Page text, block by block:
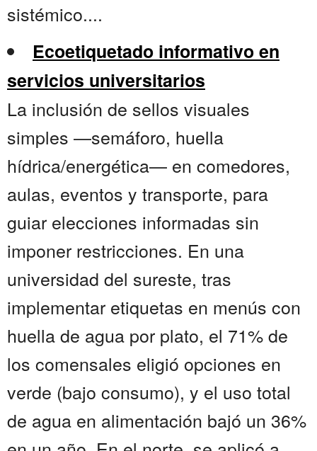
sistémico....
Ecoetiquetado informativo en
servicios universitarios
La inclusión de sellos visuales
simples —semáforo, huella
hídrica/energética— en comedores,
aulas, eventos y transporte, para
guiar elecciones informadas sin
imponer restricciones. En una
universidad del sureste, tras
implementar etiquetas en menús con
huella de agua por plato, el 71% de
los comensales eligió opciones en
verde (bajo consumo), y el uso total
de agua en alimentación bajó un 36%